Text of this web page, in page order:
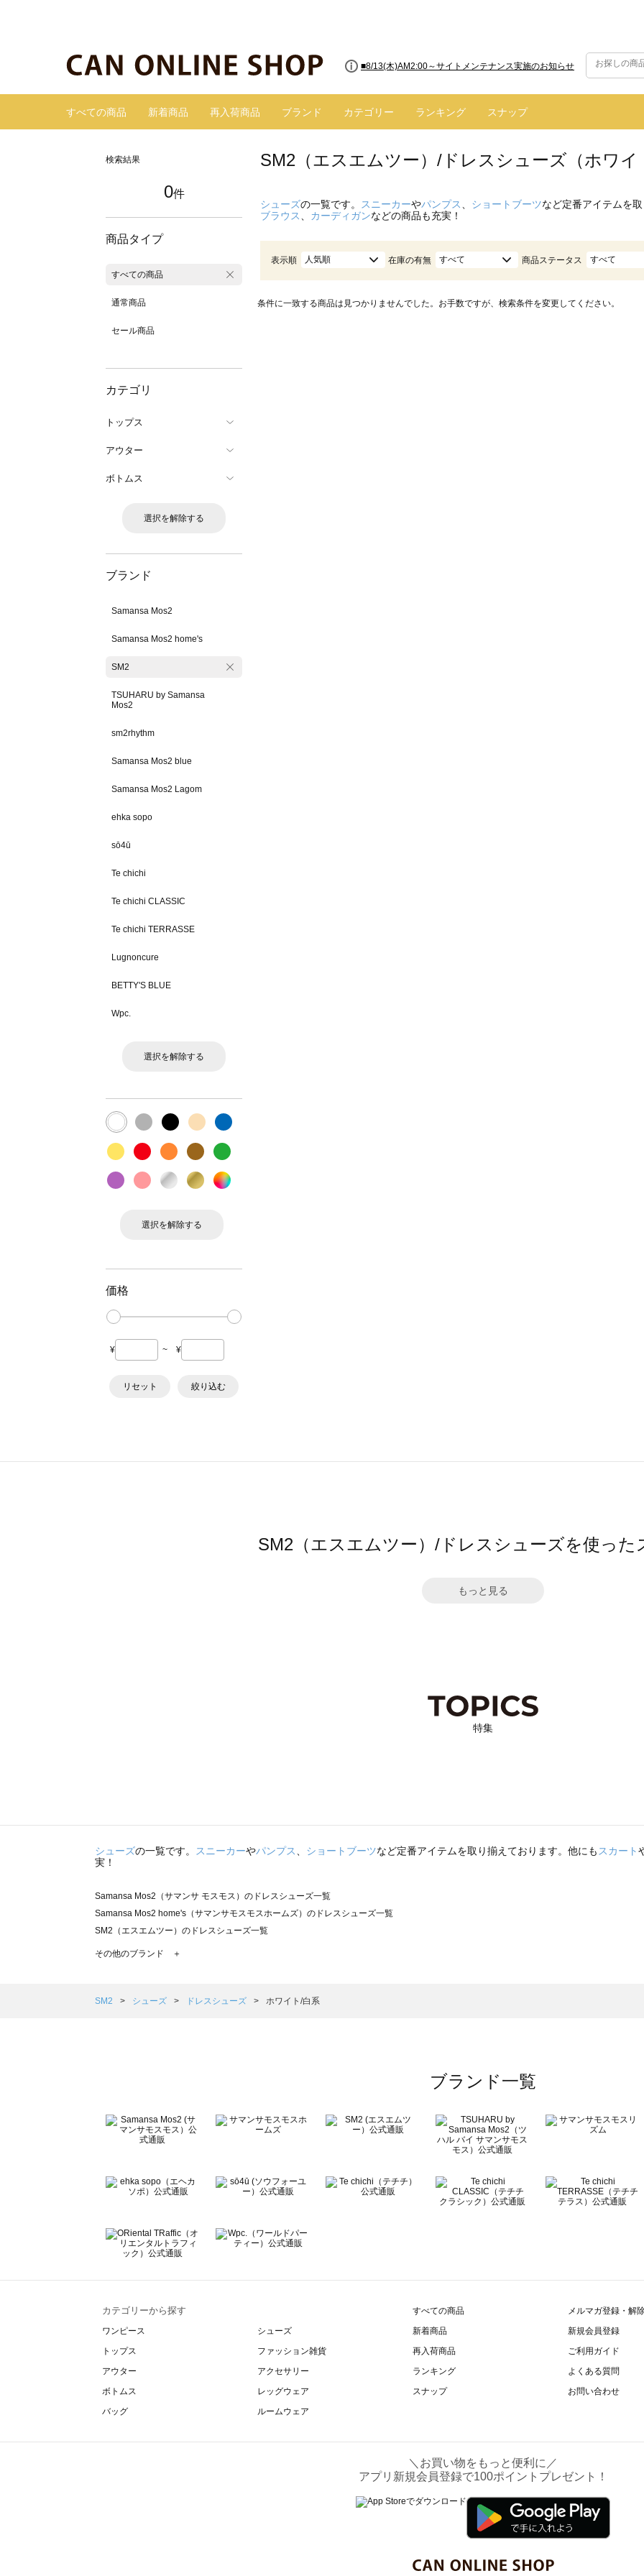
■8/13(木)AM2:00～サイトメンテナンス実施のお知らせ
すべての商品 新着商品 再入荷商品 ブランド カテゴリー ランキング スナップ
検索結果
0件
商品タイプ
すべての商品
通常商品
セール商品
カテゴリ
トップス
アウター
ボトムス
選択を解除する
ブランド
Samansa Mos2
Samansa Mos2 home's
SM2
TSUHARU by Samansa
Mos2
sm2rhythm
Samansa Mos2 blue
Samansa Mos2 Lagom
ehka sopo
sō4ū
Te chichi
Te chichi CLASSIC
Te chichi TERRASSE
Lugnoncure
BETTY'S BLUE
Wpc.
選択を解除する
選択を解除する
価格
¥ ~ ¥
リセット 絞り込む
SM2（エスエムツー）/ドレスシューズ（ホワイ
シューズの一覧です。 スニーカーやパンプス ショートブーツなど定番アイテムを
ブラウス
カーディガンなどの商品も充実！
表示順 人気順 在庫の有無 すべて 商品ステータス すべて
条件に一致する商品は見つかりませんでした。お手数ですが、検索条件を変更してください。
SM2（エスエムツー）/ドレスシューズを使った
もっと見る
特集
シューズの一覧です。 スニーカーやパンプス ショートブーツなど定番アイテムを取り揃えております。他にも スカート
実！
Samansa Mos2（サマンサ モスモス）のドレスシューズ一覧
Samansa Mos2 home's（サマンサモスモスホームズ）のドレスシューズ一覧
SM2（エスエムツー）のドレスシューズ一覧
TSUHARU by Samansa Mos2（ツハルバイサマンサモスモス）のドレスシューズ一覧
Samansa Mos2 Lagom（サマンサモスモス ラーゴム）のドレスシューズ一覧
BETTY'S BLUE（べティーズブルー）のドレスシューズ一覧
Wpc.（ワールドパーティー）のドレスシューズ一覧
その他のブランド ＋
SM2 シューズ ドレスシューズ ホワイト/白系
ブランド一覧
カテゴリーから探す
ワンピース
トップス
アウター
ボトムス
バッグ
シューズ
ファッション雑貨
アクセサリー
レッグウェア
ルームウェア
すべての商品
新着商品
再入荷商品
ランキング
スナップ
メルマガ登録・解
新規会員登録
ご利用ガイド
よくある質問
お問い合わせ
＼お買い物をもっと便利に／
アプリ新規会員登録で100ポイントプレゼント！